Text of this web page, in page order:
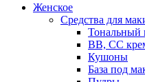
Женское
Средства для
Тональный
BB, CC
Кушоны
База под